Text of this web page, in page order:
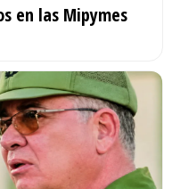
en las Mipymes